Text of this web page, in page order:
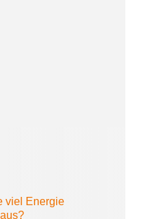
viel Energie